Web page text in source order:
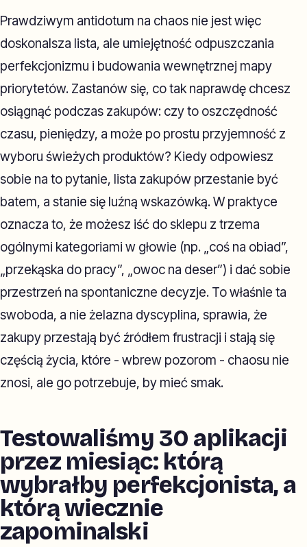
Prawdziwym antidotum na chaos nie jest więc
doskonalsza lista, ale umiejętność odpuszczania
perfekcjonizmu i budowania wewnętrznej mapy
priorytetów. Zastanów się, co tak naprawdę chcesz
osiągnąć podczas zakupów: czy to oszczędność
czasu, pieniędzy, a może po prostu przyjemność z
wyboru świeżych produktów? Kiedy odpowiesz
sobie na to pytanie, lista zakupów przestanie być
batem, a stanie się luźną wskazówką. W praktyce
oznacza to, że możesz iść do sklepu z trzema
ogólnymi kategoriami w głowie (np. „coś na obiad”,
„przekąska do pracy”, „owoc na deser”) i dać sobie
przestrzeń na spontaniczne decyzje. To właśnie ta
swoboda, a nie żelazna dyscyplina, sprawia, że
zakupy przestają być źródłem frustracji i stają się
częścią życia, które - wbrew pozorom - chaosu nie
znosi, ale go potrzebuje, by mieć smak.
Testowaliśmy 30 aplikacji
przez miesiąc: którą
wybrałby perfekcjonista, a
którą wiecznie
zapominalski